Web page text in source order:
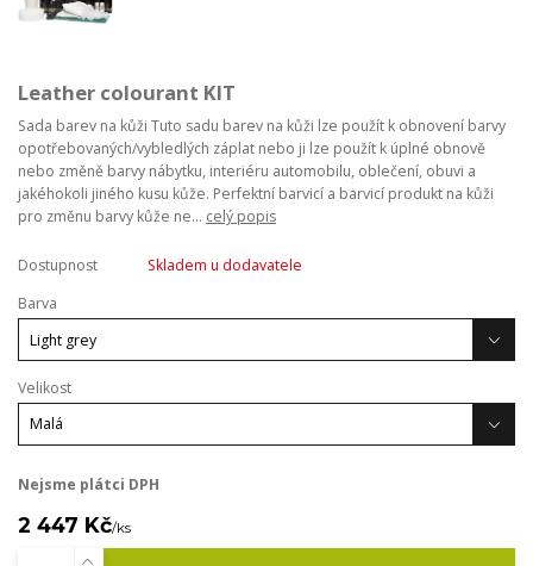
Leather colourant KIT
Sada barev na kůži Tuto sadu barev na kůži lze použít k obnovení barvy
opotřebovaných/vybledlých záplat nebo ji lze použít k úplné obnově
nebo změně barvy nábytku, interiéru automobilu, oblečení, obuvi a
jakéhokoli jiného kusu kůže. Perfektní barvicí a barvicí produkt na kůži
pro změnu barvy kůže ne... celý popis
Dostupnost
Skladem u dodavatele
Barva
Velikost
Nejsme plátci DPH
2 447 Kč/ks